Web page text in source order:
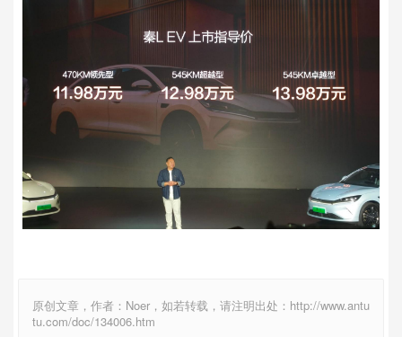
原创文章，作者：Noer，如若转载，请注明出处：http://www.antu
tu.com/doc/134006.htm